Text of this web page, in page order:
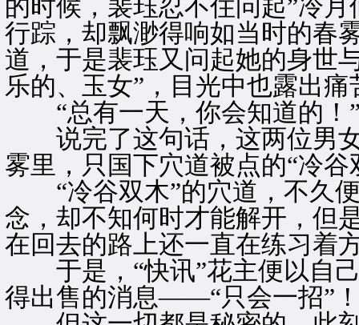
的时候，裴珏忍不住问起”冷
行踪，却飘渺得响如当时的春
道，于是裴珏又问起她的身世
乐的、玉女”，目光中也露出
“总有一天，你会知道的！
说完了这句话，这两位男女
雾里，只国下穴道被点的“冷
“冷谷双木”的穴道，不久便
念，却不知何时才能解开，但
在回去的路上还一直在练习着
于是，“快讯”花主便以自己
得出售的消息——“只会一招”